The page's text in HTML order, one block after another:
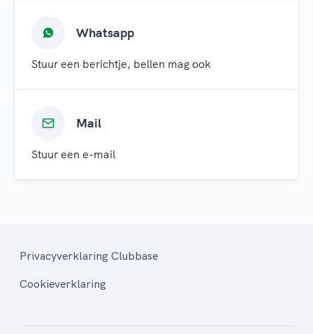
Whatsapp
Stuur een berichtje, bellen mag ook
Mail
Stuur een e-mail
Privacyverklaring Clubbase
Cookieverklaring